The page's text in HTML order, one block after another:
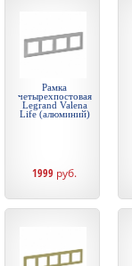
Рамка
четырехпостовая
Legrand Valena
Life (алюминий)
1999 руб.